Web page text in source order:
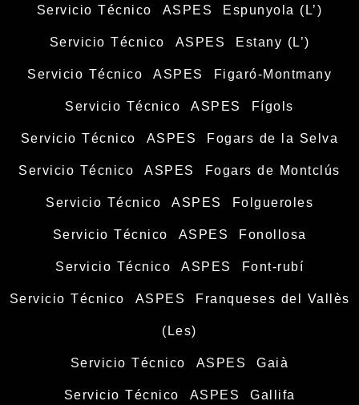
Servicio Técnico ASPES Espunyola (L’)
Servicio Técnico ASPES Estany (L’)
Servicio Técnico ASPES Figaró-Montmany
Servicio Técnico ASPES Fígols
Servicio Técnico ASPES Fogars de la Selva
Servicio Técnico ASPES Fogars de Montclús
Servicio Técnico ASPES Folgueroles
Servicio Técnico ASPES Fonollosa
Servicio Técnico ASPES Font-rubí
Servicio Técnico ASPES Franqueses del Vallès
(Les)
Servicio Técnico ASPES Gaià
Servicio Técnico ASPES Gallifa